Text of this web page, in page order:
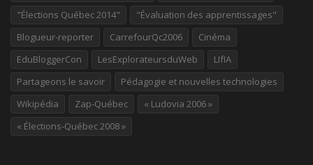
"Élections Québec 2014"
"Évaluation des apprentissages"
Blogueur-reporter
CarrefourQc2006
Cinéma
EduBloggerCon
LesExplorateursduWeb
LIfIA
Partageons le savoir
Pédagogie et nouvelles technologies
Wikipédia
Zap-Québec
« Ludovia 2006 »
« Élections-Québec 2008 »